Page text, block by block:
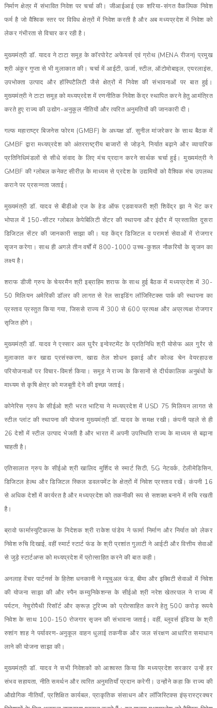
निर्माण क्षेत्र में संभावित निवेश पर चर्चा की। जीआईआई एक शरिया-संगत वैकल्पिक निवेश
फर्म है जो वैश्विक स्तर पर विविध क्षेत्रों में निवेश करती है और अब मध्यप्रदेश में निवेश को
लेकर गंभीरता से विचार कर रही है।
मुख्यमंत्री डॉ. यादव ने टाटा समूह के कॉरपोरेट अफेयर्स एवं ग्रोथ (MENA रीजन) प्रमुख
श्री अंकुर गुप्ता से भी मुलाकात की। चर्चा में आईटी, ऊर्जा, स्टील, ऑटोमोबाइल, एयरलाइंस,
उपभोक्ता उत्पाद और हॉस्पिटैलिटी जैसे क्षेत्रों में निवेश की संभावनाओं पर बात हुई।
मुख्यमंत्री ने टाटा समूह को मध्यप्रदेश में रणनीतिक निवेश केंद्र स्थापित करने हेतु आमंत्रित
करते हुए राज्य की उद्योग-अनुकूल नीतियों और त्वरित अनुमतियों की जानकारी दी।
गल्फ महाराष्ट्र बिजनेस फोरम (GMBF) के अध्यक्ष डॉ. सुनील मांजरेकर के साथ बैठक में
GMBF द्वारा मध्यप्रदेश को अंतरराष्ट्रीय बाजारों से जोड़ने, निर्यात बढ़ाने और व्यापारिक
प्रतिनिधिमंडलों से सीधे संवाद के लिए मंच प्रदान करने सार्थक चर्चा हुई। मुख्यमंत्री ने
GMBF की ग्लोबल कनेक्ट सीरीज़ के माध्यम से प्रदेश के उद्यमियों को वैश्विक मंच उपलब्ध
कराने पर प्रसन्नता जताई।
मुख्यमंत्री डॉ. यादव से बीडीओ एज के हेड ऑफ एडवायजरी श्री शिवेंद्र झा ने भेंट कर
भोपाल में 150-सीटर ग्लोबल केपेबिलिटी सेंटर की स्थापना और इंदौर में प्रस्तावित दूसरा
डिजिटल सेंटर की जानकारी साझा की। यह केंद्र डिजिटल व परामर्श सेवाओं में रोजगार
सृजन करेगा। साथ ही अगले तीन वर्षों में 800-1000 उच्च-कुशल नौकरियों के सृजन का
लक्ष्य है।
शराफ डीजी ग्रुप के चेयरमैन श्री इब्राहिम शराफ के साथ हुई बैठक में मध्यप्रदेश में 30-
50 मिलियन अमेरिकी डॉलर की लागत से रेल साइडिंग लॉजिस्टिक्स पार्क की स्थापना का
प्रस्ताव प्रस्तुत किया गया, जिससे राज्य में 300 से 600 प्रत्यक्ष और अप्रत्यक्ष रोजगार
सृजित होंगे।
मुख्यमंत्री डॉ. यादव ने एस्सार अल घुरैर इन्वेस्टमेंट के प्रतिनिधि श्री योसेफ अल गुरैर से
मुलाकात कर खाद्य प्रसंस्करण, खाद्य तेल शोधन इकाई और कोल्ड चेन वेयरहाउस
परियोजनाओं पर विचार-विमर्श किया। समूह ने राज्य के किसानों से दीर्घकालिक अनुबंधों के
माध्यम से कृषि क्षेत्र को मजबूती देने की इच्छा जताई।
कोनेरिस ग्रुप के सीईओ श्री भरत भाटिया ने मध्यप्रदेश में USD 75 मिलियन लागत से
स्टील प्लांट की स्थापना की योजना मुख्यमंत्री डॉ. यादव के समक्ष रखी। कंपनी पहले से ही
26 देशों में स्टील उत्पाद भेजती है और भारत में अपनी उपस्थिति राज्य के माध्यम से बढ़ाना
चाहती है।
एतिसालात ग्रुप के सीईओ श्री खालिद मुर्शिद से स्मार्ट सिटी, 5G नेटवर्क, टेलीमेडिसिन,
डिजिटल हेल्थ और डिजिटल स्किल डवलपमेंट के क्षेत्रों में निवेश प्रस्ताव रखें। कंपनी 16
से अधिक देशों में कार्यरत है और मध्यप्रदेश को तकनीकी रूप से सशक्त बनाने में रुचि रखती
है।
ब्रावो फार्मास्युटिकल्स के निदेशक श्री राकेश पांडेय ने फार्मा निर्माण और निर्यात को लेकर
निवेश रुचि दिखाई, वहीं स्मार्ट स्टार्ट फंड के श्री प्रशांत गुलाटी ने आईटी और वित्तीय सेवाओं
से जुड़े स्टार्टअप्स को मध्यप्रदेश में प्रोत्साहित करने की बात कही।
अनलाह वेंचर पार्टनर्स के हितेश धनकानी ने म्यूचुअल फंड, बीमा और इक्विटी सेवाओं में निवेश
की योजना साझा की और स्पैन कम्युनिकेशन्स के सीईओ श्री नरेश खेतरपाल ने राज्य में
पर्यटन, नेचुरोपैथी रिसॉर्ट और क्रूज़ टूरिज्म को प्रोत्साहित करने हेतु 500 करोड़ रूपये
निवेश के साथ 100-150 रोजगार सृजन की संभावना जताई। वहीं, ब्लूवर्स इंडिया के श्री
रुशांग शाह ने पर्यावरण-अनुकूल वाहन धुलाई तकनीक और जल संरक्षण आधारित समाधान
लाने की योजना साझा की।
मुख्यमंत्री डॉ. यादव ने सभी निवेशकों को आश्वस्त किया कि मध्यप्रदेश सरकार उन्हें हर
संभव सहायता, नीति समर्थन और त्वरित अनुमतियाँ प्रदान करेगी। उन्होंने कहा कि राज्य की
औद्योगिक नीतियाँ, प्रशिक्षित कार्यबल, प्राकृतिक संसाधन और लॉजिस्टिक्स इंफ्रास्ट्रक्चर